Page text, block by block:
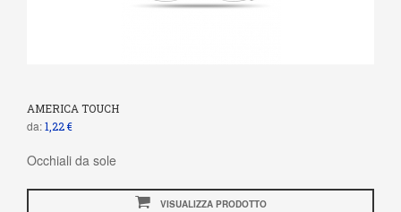
AMERICA TOUCH
da:1,22 €
Occhiali da sole
VISUALIZZA PRODOTTO